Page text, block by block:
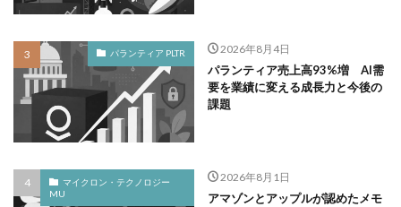
パランティア PLTR 2026年8月4日
パランティア売上高93%増 AI需
要を業績に変える成長力と今後の
課題
マイクロン・テクノロジー
MU
2026年8月1日
アマゾンとアップルが認めたメモ